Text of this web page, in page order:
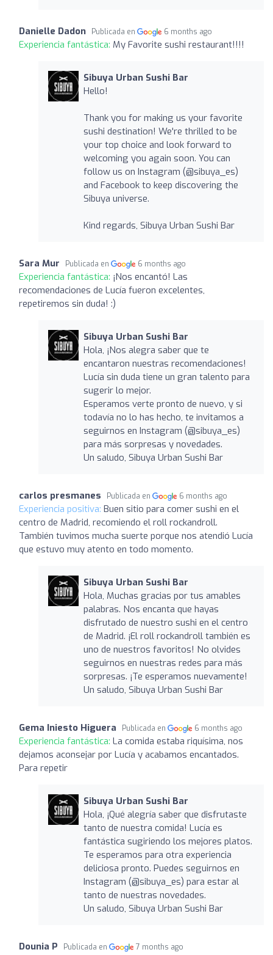
Danielle Dadon Publicada en 6 months ago
Experiencia fantástica: My Favorite sushi restaurant!!!!
Sibuya Urban Sushi Bar
Hello!
Thank you for making us your favorite
sushi destination! We're thrilled to be
your top choice and look forward to
welcoming you again soon. You can
follow us on Instagram (@sibuya_es)
and Facebook to keep discovering the
Sibuya universe.
Kind regards, Sibuya Urban Sushi Bar
Sara Mur Publicada en 6 months ago
Experiencia fantástica: ¡Nos encantó! Las
recomendaciones de Lucía fueron excelentes,
repetiremos sin duda! :)
Sibuya Urban Sushi Bar
Hola, ¡Nos alegra saber que te
encantaron nuestras recomendaciones!
Lucía sin duda tiene un gran talento para
sugerir lo mejor.
Esperamos verte pronto de nuevo, y si
todavía no lo has hecho, te invitamos a
seguirnos en Instagram (@sibuya_es)
para más sorpresas y novedades.
Un saludo, Sibuya Urban Sushi Bar
carlos presmanes Publicada en 6 months ago
Experiencia positiva: Buen sitio para comer sushi en el
centro de Madrid, recomiendo el roll rockandroll.
También tuvimos mucha suerte porque nos atendió Lucía
que estuvo muy atento en todo momento.
Sibuya Urban Sushi Bar
Hola, Muchas gracias por tus amables
palabras. Nos encanta que hayas
disfrutado de nuestro sushi en el centro
de Madrid. ¡El roll rockandroll también es
uno de nuestros favoritos! No olvides
seguirnos en nuestras redes para más
sorpresas. ¡Te esperamos nuevamente!
Un saludo, Sibuya Urban Sushi Bar
Gema Iniesto Higuera Publicada en 6 months ago
Experiencia fantástica: La comida estaba riquísima, nos
dejamos aconsejar por Lucía y acabamos encantados.
Para repetir
Sibuya Urban Sushi Bar
Hola, ¡Qué alegría saber que disfrutaste
tanto de nuestra comida! Lucía es
fantástica sugiriendo los mejores platos.
Te esperamos para otra experiencia
deliciosa pronto. Puedes seguirnos en
Instagram (@sibuya_es) para estar al
tanto de nuestras novedades.
Un saludo, Sibuya Urban Sushi Bar
Dounia P Publicada en 7 months ago